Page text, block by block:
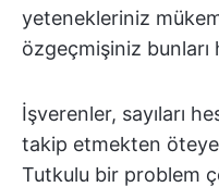
yetenekleriniz
özgeçmişiniz bunları
İşverenler, sayıları
takip etmekten
Tutkulu bir problem